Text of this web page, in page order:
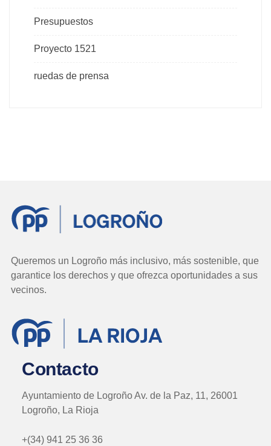
Presupuestos
Proyecto 1521
ruedas de prensa
Queremos un Logroño más inclusivo, más sostenible, que
garantice los derechos y que ofrezca oportunidades a sus
vecinos.
Contacto
Ayuntamiento de Logroño Av. de la Paz, 11, 26001
Logroño, La Rioja
+(34) 941 25 36 36